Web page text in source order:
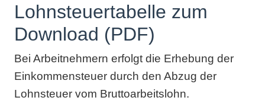
Lohnsteuertabelle zum
Download (PDF)
Bei Arbeitnehmern erfolgt die Erhebung der
Einkommensteuer durch den Abzug der
Lohnsteuer vom Bruttoarbeitslohn.